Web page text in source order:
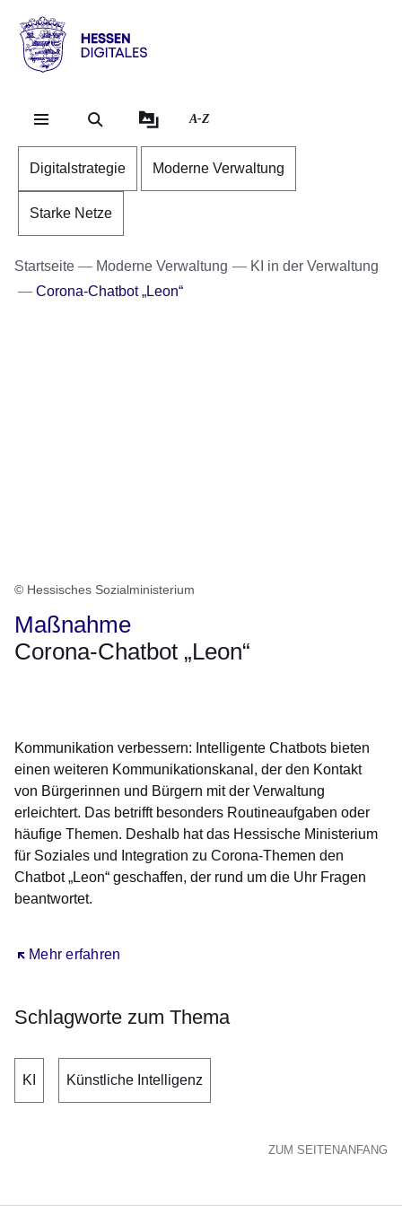
Hessen
Digitales
A-Z
Digitalstrategie Moderne Verwaltung
Starke Netze
Startseite Moderne Verwaltung
KI in der Verwaltung
Corona-Chatbot „Leon“
© Hessisches Sozialministerium
Maßnahme
Corona-Chatbot „Leon“
Kommunikation verbessern: Intelligente Chatbots bieten
einen weiteren Kommunikationskanal, der den Kontakt
von Bürgerinnen und Bürgern mit der Verwaltung
erleichtert. Das betrifft besonders Routineaufgaben oder
häufige Themen. Deshalb hat das Hessische Ministerium
für Soziales und Integration zu Corona-Themen den
Chatbot „Leon“ geschaffen, der rund um die Uhr Fragen
beantwortet.
Mehr erfahren
Öffnet sich in einem neuen Fenster
Schlagworte zum Thema
KI Künstliche Intelligenz
ZUM SEITENANFANG